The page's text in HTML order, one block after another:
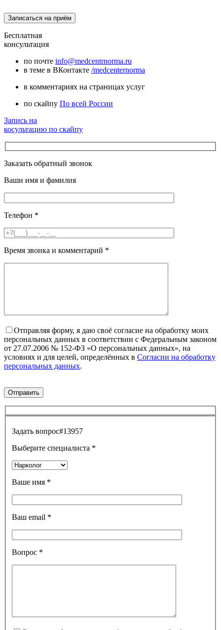
Бесплатная
консультация
по почте info@medcentrnorma.ru
в теме в ВКонтакте /medcenternorma
в комментариях на страницах услуг
по скайпу По всей России
Запись на
косультацию по скайпу
Заказать обратный звонок
Ваши имя и фамилия
Телефон *
Время звонка и комментарий *
Отправляя форму, я даю своё согласие на обработку моих
персональных данных в соответствии с Федеральным законом
от 27.07.2006 № 152-ФЗ «О персональных данных», на
условиях и для целей, определённых в Согласии на обработку
персональных данных.
Задать вопрос#13957
Выберите специалиста *
Ваше имя *
Ваш email *
Вопрос *